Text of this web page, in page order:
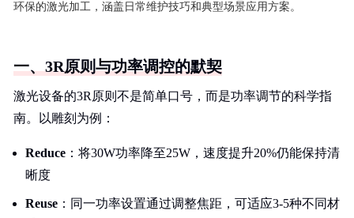
环保的激光加工，涵盖日常维护技巧和典型场景应用方案。
一、3R原则与功率调控的默契
激光设备的3R原则不是简单口号，而是功率调节的科学指
南。以雕刻为例：
Reduce ：将30W功率降至25W，速度提升20%仍能保持清
晰度
Reuse ：同一功率设置通过调整焦距，可适应3-5种不同材